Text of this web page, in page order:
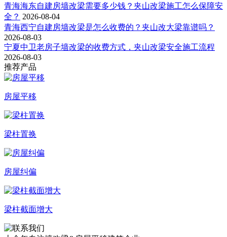
青海海东自建房墙改梁需要多少钱？夹山改梁施工怎么保障安
全？ 2026-08-04
青海西宁自建房墙改梁是怎么收费的？夹山改大梁靠谱吗？
2026-08-03
宁夏中卫老房子墙改梁的收费方式，夹山改梁安全施工流程
2026-08-03
推荐产品
房屋平移
梁柱置换
房屋纠偏
梁柱截面增大